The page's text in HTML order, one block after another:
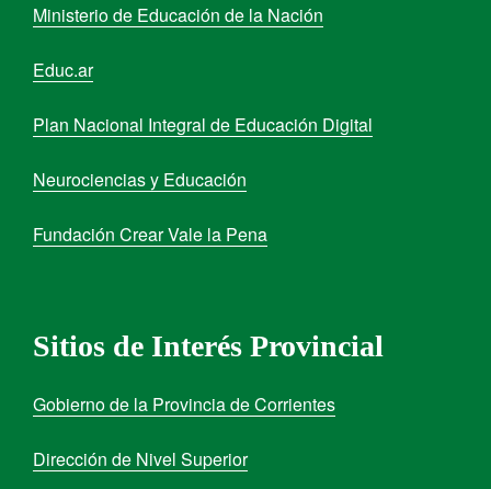
Ministerio de Educación de la Nación
Educ.ar
Plan Nacional Integral de Educación Digital
Neurociencias y Educación
Fundación Crear Vale la Pena
Sitios de Interés Provincial
Gobierno de la Provincia de Corrientes
Dirección de Nivel Superior